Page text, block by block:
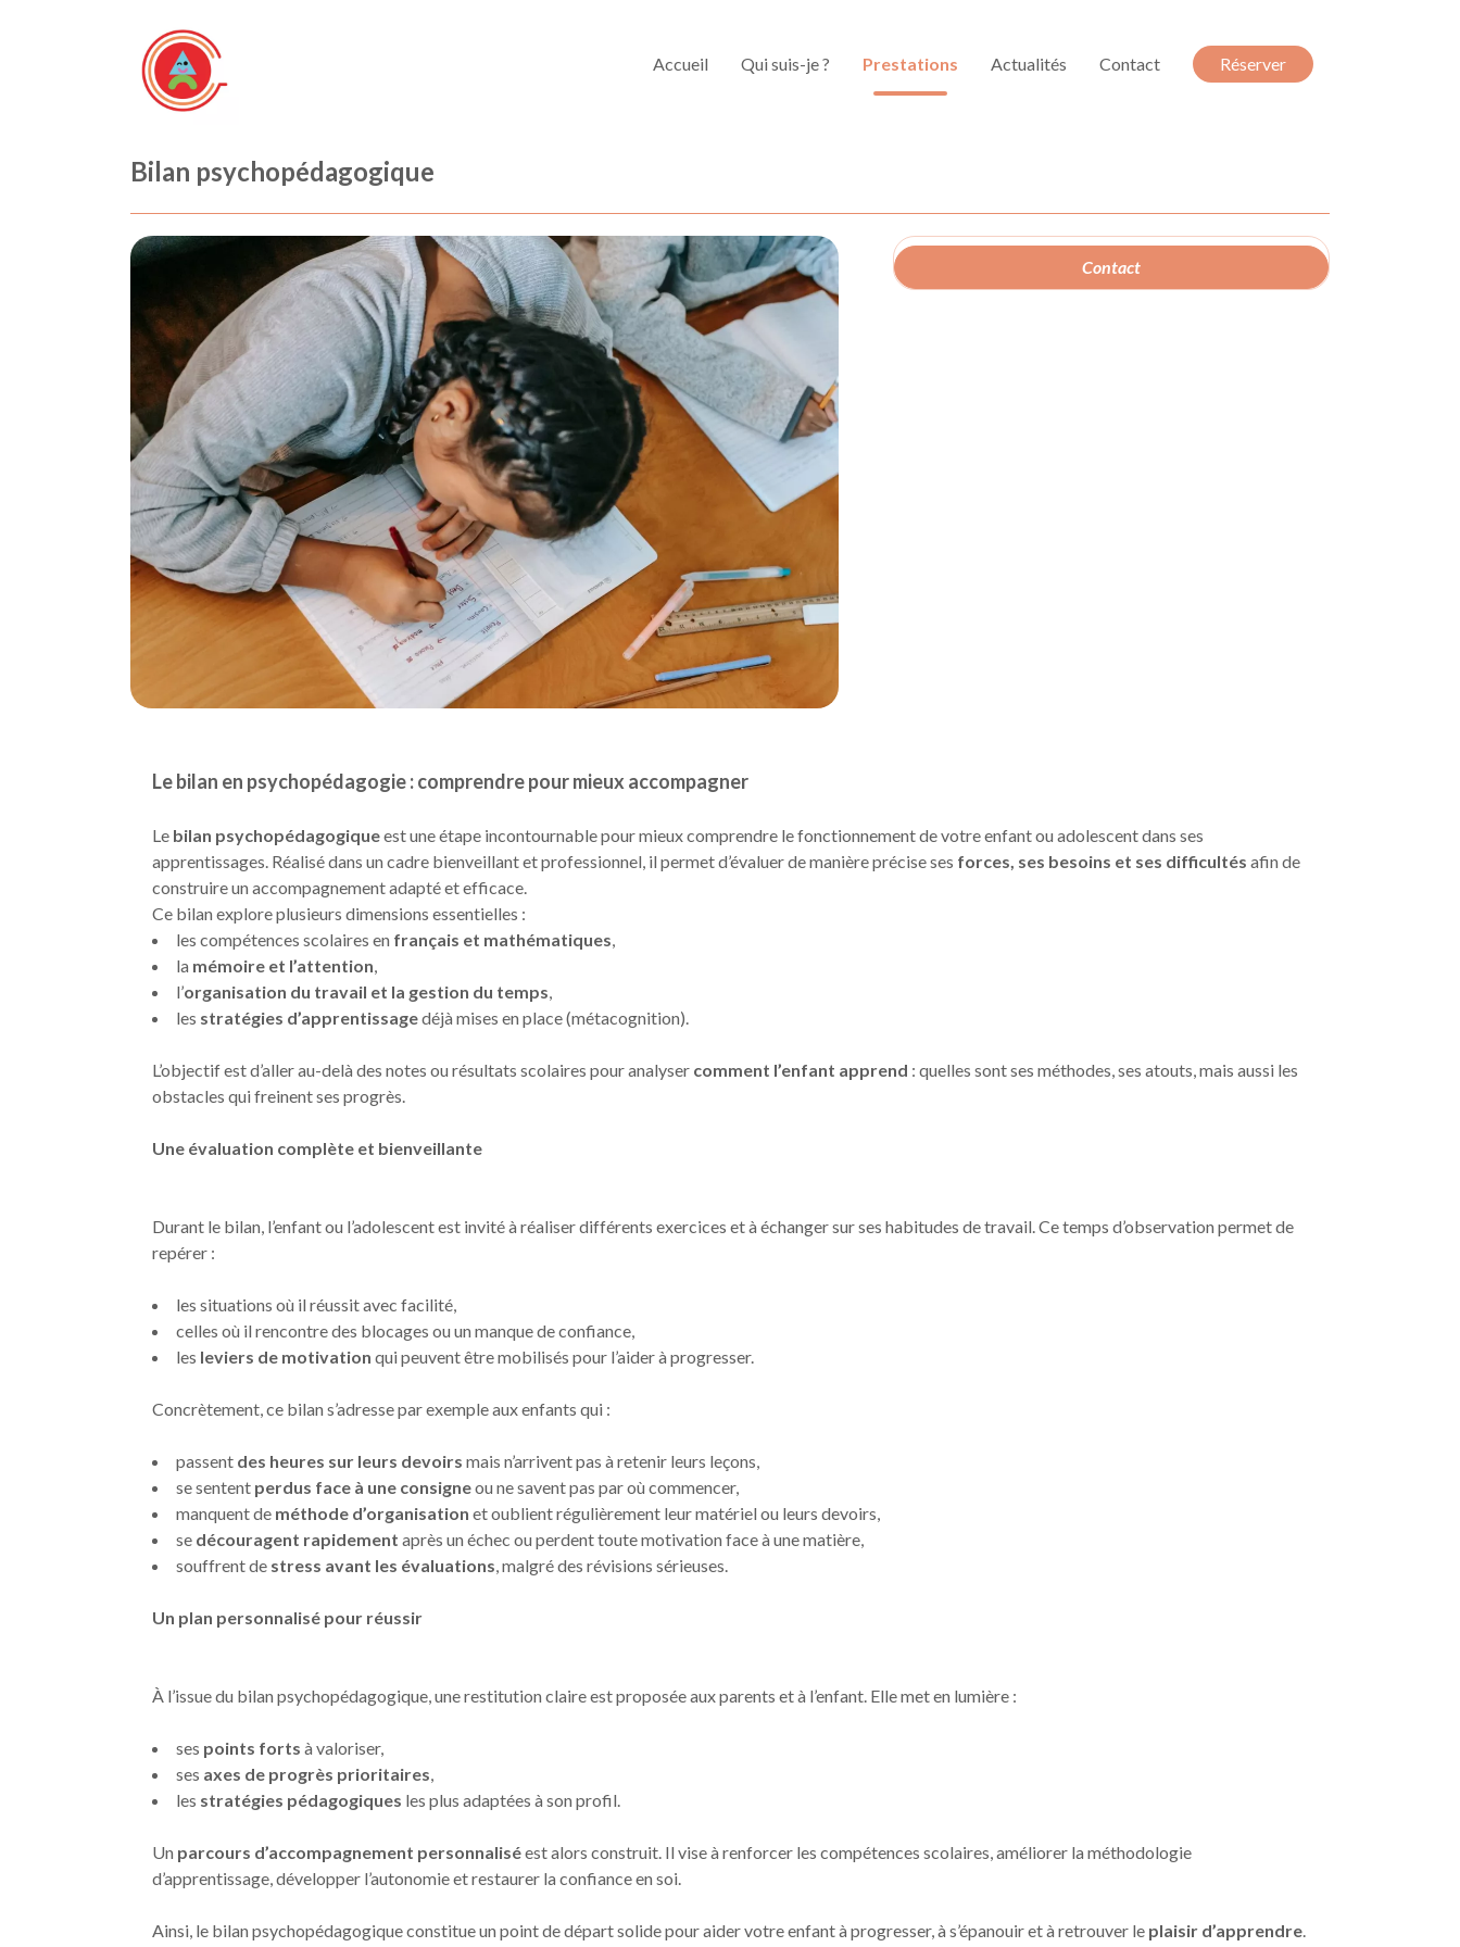
Accueil Qui suis-je ? Prestations Actualités Contact Réserver
Bilan psychopédagogique
Contact
Le bilan en psychopédagogie : comprendre pour mieux accompagner
Le bilan psychopédagogiqueest une étape incontournable pour mieux comprendre le fonctionnement de votre enfant ou adolescent dans ses
apprentissages. Réalisé dans un cadre bienveillant et professionnel, il permet d’évaluer de manière précise ses forces, ses besoins et ses difficultés afin de
construire un accompagnement adapté et efficace.
Ce bilan explore plusieurs dimensions essentielles :
les compétences scolaires en français et mathématiques
la mémoire et l’attention
l’organisation du travail et la gestion du temps
les stratégies d’apprentissagedéjà mises en place (métacognition).
L’objectif est d’aller au-delà des notes ou résultats scolaires pour analyser comment l’enfant apprend : quelles sont ses méthodes, ses atouts, mais aussi les
obstacles qui freinent ses progrès.
Une évaluation complète et bienveillante
Durant le bilan, l’enfant ou l’adolescent est invité à réaliser différents exercices et à échanger sur ses habitudes de travail. Ce temps d’observation permet de
repérer :
les situations où il réussit avec facilité,
celles où il rencontre des blocages ou un manque de confiance,
les leviers de motivation qui peuvent être mobilisés pour l’aider à progresser.
Concrètement, ce bilan s’adresse par exemple aux enfants qui :
passent des heures sur leurs devoirs mais n’arrivent pas à retenir leurs leçons,
se sentent perdus face à une consigneou ne savent pas par où commencer,
manquent de méthode d’organisation et oublient régulièrement leur matériel ou leurs devoirs,
se découragent rapidement après un échec ou perdent toute motivation face à une matière,
souffrent de stress avant les évaluations , malgré des révisions sérieuses.
Un plan personnalisé pour réussir
À l’issue du bilan psychopédagogique, une restitution claire est proposée aux parents et à l’enfant. Elle met en lumière :
ses points forts à valoriser,
ses axes de progrès prioritaires
les stratégies pédagogiques les plus adaptées à son profil.
Un parcours d’accompagnement personnaliséest alors construit. Il vise à renforcer les compétences scolaires, améliorer la méthodologie
d’apprentissage, développer l’autonomie et restaurer la confiance en soi.
Ainsi, le bilan psychopédagogique constitue un point de départ solide pour aider votre enfant à progresser, à s’épanouir et à retrouver le plaisir d’apprendre